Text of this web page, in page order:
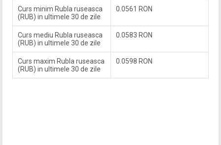
Curs minim Rubla ruseasca
(RUB) in ultimele 30 de zile
0.0561 RON
Curs mediu Rubla ruseasca
(RUB) in ultimele 30 de zile
0.0583 RON
Curs maxim Rubla ruseasca
(RUB) in ultimele 30 de zile
0.0598 RON